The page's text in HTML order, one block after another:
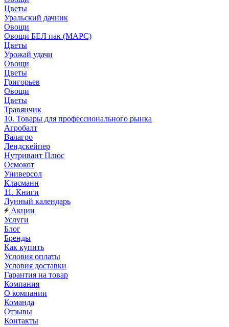
Цветы
Уральский дачник
Овощи
Овощи БЕЛ пак (МАРС)
Цветы
Урожай удачи
Овощи
Цветы
Григорьев
Овощи
Цветы
Травянчик
10. Товары для профессионального рынка
Агробалт
Валагро
Лендскейпер
Нутривант Плюс
Осмокот
Универсол
Класманн
11. Книги
Лунный календарь
Акции
Услуги
Блог
Бренды
Как купить
Условия оплаты
Условия доставки
Гарантия на товар
Компания
О компании
Команда
Отзывы
Контакты